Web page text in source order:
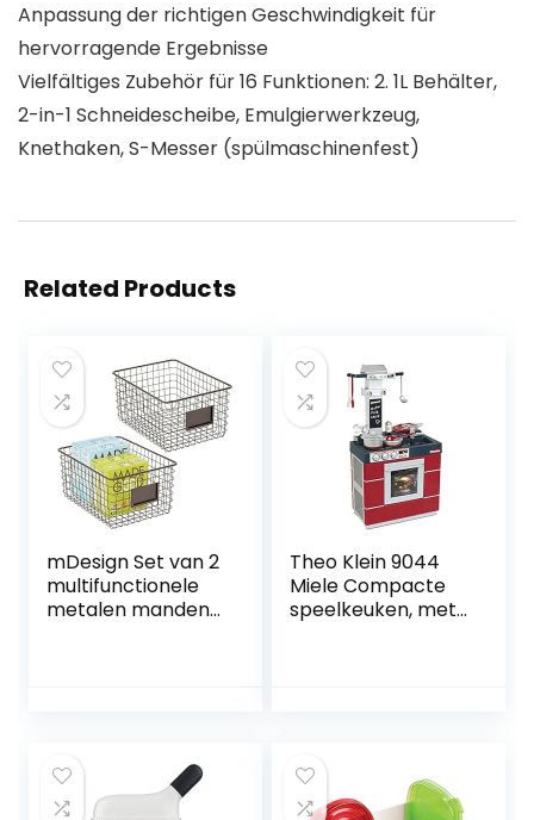
Anpassung der richtigen Geschwindigkeit für
hervorragende Ergebnisse
Vielfältiges Zubehör für 16 Funktionen: 2. 1L Behälter,
2-in-1 Schneidescheibe, Emulgierwerkzeug,
Knethaken, S-Messer (spülmaschinenfest)
Related Products
mDesign Set van 2
multifunctionele
metalen manden
bronskleurig
Theo Klein 9044
Miele Compacte
speelkeuken, met